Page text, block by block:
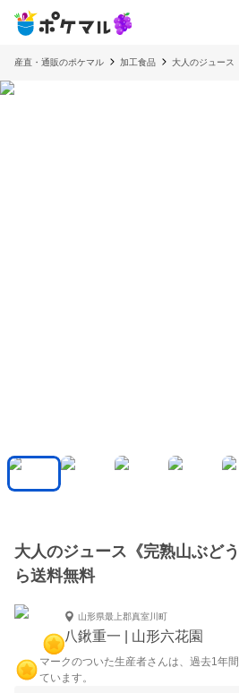
産直・通販のポケマル 加工食品 大人のジュース
大人のジュース《完熟山ぶど
ら送料無料
山形県最上郡真室川町
八鍬重一 | 山形六花園
マークのついた生産者さんは、過去1年
ています。